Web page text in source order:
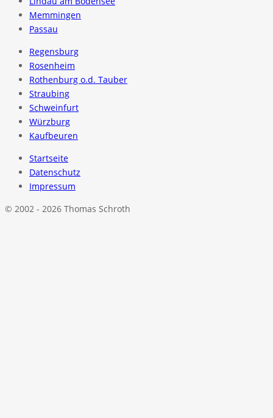
Memmingen
Passau
Regensburg
Rosenheim
Rothenburg o.d. Tauber
Straubing
Schweinfurt
Würzburg
Kaufbeuren
Startseite
Datenschutz
Impressum
© 2002 - 2026 Thomas Schroth